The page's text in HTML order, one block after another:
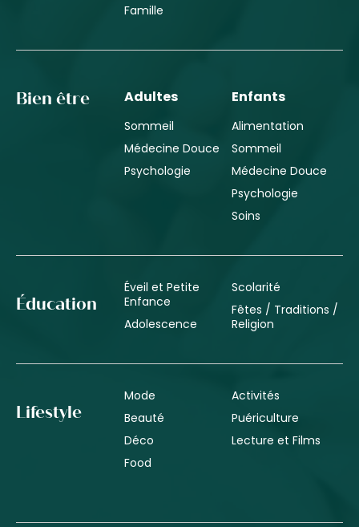
Famille
Bien être Adultes
Sommeil
Médecine Douce
Psychologie
Enfants
Alimentation
Sommeil
Médecine Douce
Psychologie
Soins
Éducation
Éveil et Petite
Enfance
Adolescence
Scolarité
Fêtes / Traditions /
Religion
Lifestyle
Mode
Beauté
Déco
Food
Activités
Puériculture
Lecture et Films